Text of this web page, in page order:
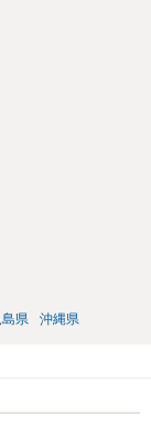
島県 沖縄県